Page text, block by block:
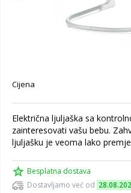
Cijena
Električna ljuljaška sa
zainteresovati vašu bebu.
ljuljašku je veoma lako
Besplatna dostava
Dostavljamo već od